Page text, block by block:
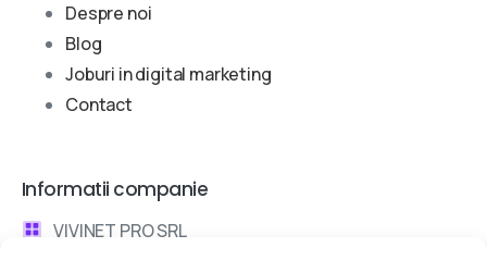
Despre noi
Blog
Joburi in digital marketing
Contact
Informatii companie
VIVINET PRO SRL